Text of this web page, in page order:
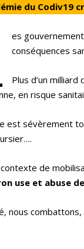
du Codiv19
es
conséquences
Plus d’un
en risque
est sévèrement
de
use et abuse
nous